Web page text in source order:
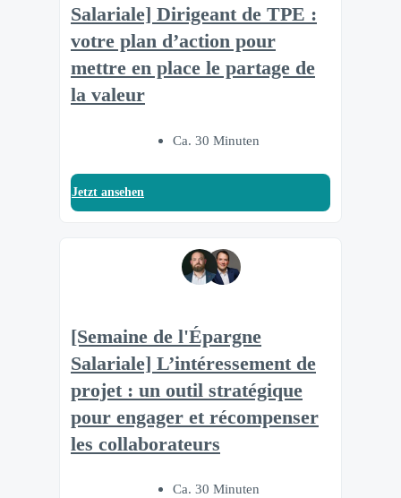
Salariale] Dirigeant de TPE :
votre plan d’action pour
mettre en place le partage de
la valeur
Ca. 30 Minuten
Jetzt ansehen
[Semaine de l'Épargne
Salariale] L’intéressement de
projet : un outil stratégique
pour engager et récompenser
les collaborateurs
Ca. 30 Minuten